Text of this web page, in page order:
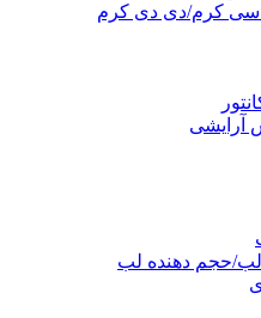
کرم/دی دی کرم
آرایشی
حجم دهنده لب